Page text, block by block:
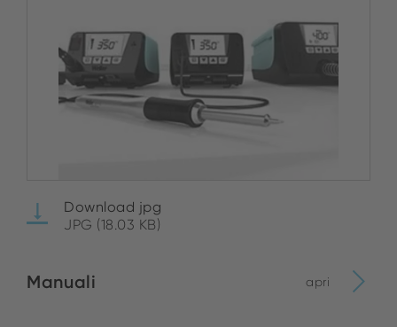
Download jpg
JPG (18.03 KB)
Manuali apri